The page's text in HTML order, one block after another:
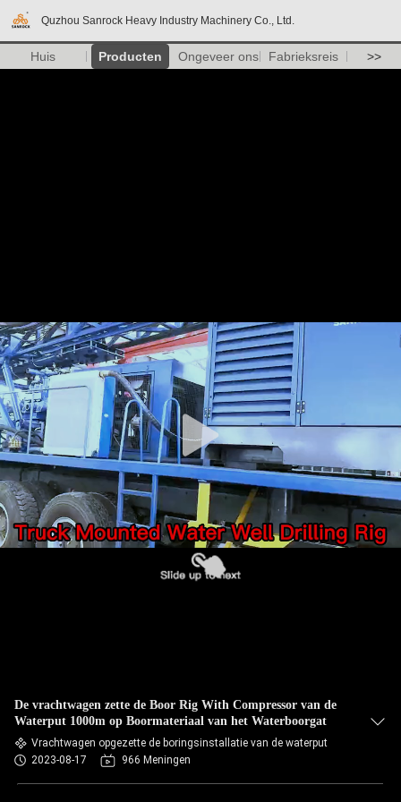
Quzhou Sanrock Heavy Industry Machinery Co., Ltd.
Huis Producten Ongeveer ons Fabrieksreis >>
De vrachtwagen zette de Boor Rig With Compressor van de
Waterput 1000m op Boormateriaal van het Waterboorgat
Vrachtwagen opgezette de boringsinstallatie van de waterput
2023-08-17
966 Meningen